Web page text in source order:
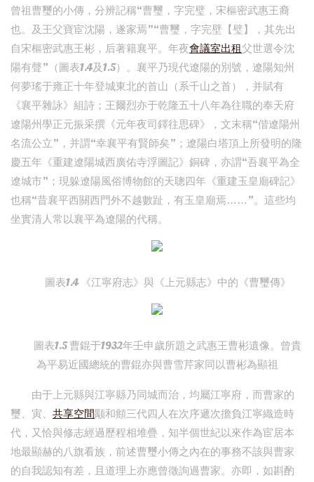
曾祖曹璽的小傳，分辨記稱“曹璽，字完璧，宋樞密武惠王裔
也。及王父寶宦沈陽，遂家焉”“曹璽，字完壁【璧】，其先出
自宋樞密武惠王彬，后著籍襄平。年夜會議室出租父世選令沈
陽有聲”（圖表1.4及1.5）。襄平乃現代遼陽的別號，遼陽知州
何夢瑤于雍正十年登城東北的首山（系千山之首），并賦有
《襄平雜詠》組詩；王爾烈亦于乾隆五十八年為往職的奉天府
遼陽州學正元振采撰《元年夜司鐸往思碑》，文末稱“偕遼陽州
名流公立”，并謂“幸襄平有賢師矣”；遼陽白塔頂上所發明的隆
慶五年《重建遼陽城西廣佑寺浮圖記》銅碑，亦謂“吾襄平為全
遼城市”；現躲遼陽風俗博物館的天聰四年《重建玉皇廟碑記》
也稱“昔襄平西關西門外不越數趾，有玉皇廟焉……”。這些均
坐實清人常以襄平為遼陽的代稱。
圖表1.4 《江寧府志》與《上元縣志》中的《曹璽傳》
圖表1.5 曹錕于1932年壬申歲所題之武惠王曹彬遺像。曾貴
為平易近國總統的曹錕亦與曹雪芹家同以曹彬為顯祖
由于上元縣與江寧縣乃同城而治，均屬江寧府，而曹家的
璽、寅、 共享空間颙和頫三代四人在次序遞次擔負江寧織造時
代，又恰與修志經過歷程相堆疊，知半個世紀以來作為宦居本
地最顯赫的八旗看族，前述曹璽小傳之內在的事務不該與曹家
的自我認知有差，且道理上亦應曾徵詢過曹家。亦即，如斟酌